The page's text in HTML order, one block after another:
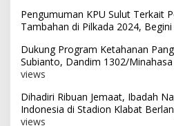
Pengumuman KPU Sulut Terkait
Tambahan di Pilkada 2024,
Dukung Program Ketahanan
Subianto, Dandim 1302/Minahasa
views
Dihadiri Ribuan Jemaat, Ibadah
Indonesia di Stadion Klabat
views